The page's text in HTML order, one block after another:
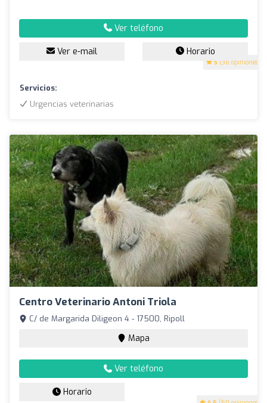
5 (38 opiniones)
Ver teléfono
Ver e-mail Horario
Servicios:
Urgencias veterinarias
Centro Veterinario Antoni Triola
C/ de Margarida Diligeon 4 - 17500, Ripoll
Mapa
Ver teléfono
Horario